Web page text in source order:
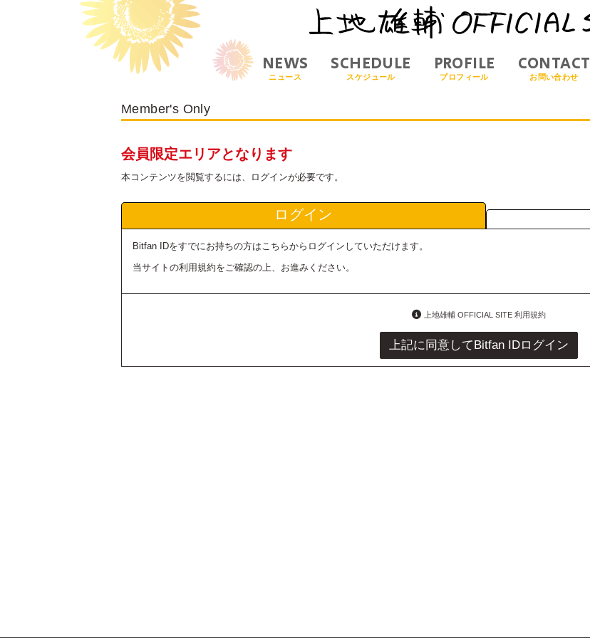
ニュース
NEWS
スケジュール
SCHEDULE
プロフィール
PROFILE
お問い合わせ
CONTACT
Member's Only
会員限定エリアとなります
本コンテンツを閲覧するには、ログインが必要です。
ログイン
Bitfan IDをすでにお持ちの方はこちらからログインしていただけます。
当サイトの利用規約をご確認の上、お進みください。
上地雄輔 OFFICIAL SITE 利用規約
上記に同意してBitfan IDログイン